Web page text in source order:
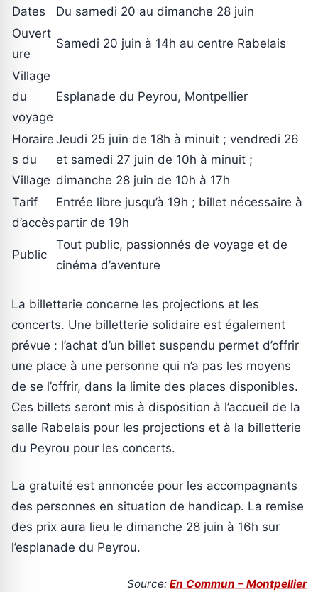
Dates
Du samedi 20 au dimanche 28 juin
Ouvert
ure
Samedi 20 juin à 14h au centre Rabelais
Village
du
voyage
Esplanade du Peyrou, Montpellier
Horaire
s du
Village
Jeudi 25 juin de 18h à minuit ; vendredi 26
et samedi 27 juin de 10h à minuit ;
dimanche 28 juin de 10h à 17h
Tarif
d’accès
Entrée libre jusqu’à 19h ; billet nécessaire à
partir de 19h
Public
Tout public, passionnés de voyage et de
cinéma d’aventure
La billetterie concerne les projections et les
concerts. Une billetterie solidaire est également
prévue : l’achat d’un billet suspendu permet d’offrir
une place à une personne qui n’a pas les moyens
de se l’offrir, dans la limite des places disponibles.
Ces billets seront mis à disposition à l’accueil de la
salle Rabelais pour les projections et à la billetterie
du Peyrou pour les concerts.
La gratuité est annoncée pour les accompagnants
des personnes en situation de handicap. La remise
des prix aura lieu le dimanche 28 juin à 16h sur
l’esplanade du Peyrou.
Source: En Commun – Montpellier